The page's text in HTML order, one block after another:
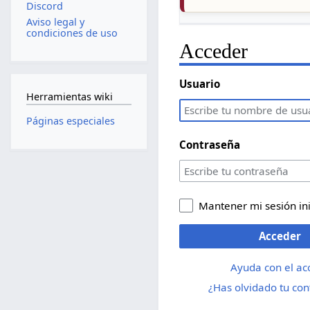
Acceder
Usuario
Contraseña
Mantener mi sesión
Acceder
Ayuda con el
¿Has olvidado tu
Discord
Aviso legal y
condiciones de uso
Herramientas wiki
Páginas especiales